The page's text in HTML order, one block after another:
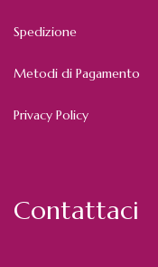
Spedizione
Metodi di Pagamento
Privacy Policy
Contattaci